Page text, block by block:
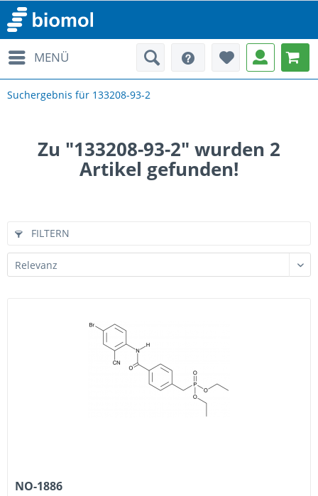
MENÜ
Suchergebnis für 133208-93-2
Zu "133208-93-2" wurden 2
Artikel gefunden!
FILTERN
NO-1886